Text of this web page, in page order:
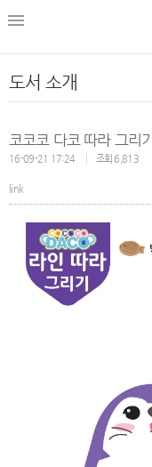
도서 소개
코코코 다코 따라 그리
16-09-21 17:24 조회 6,813
link